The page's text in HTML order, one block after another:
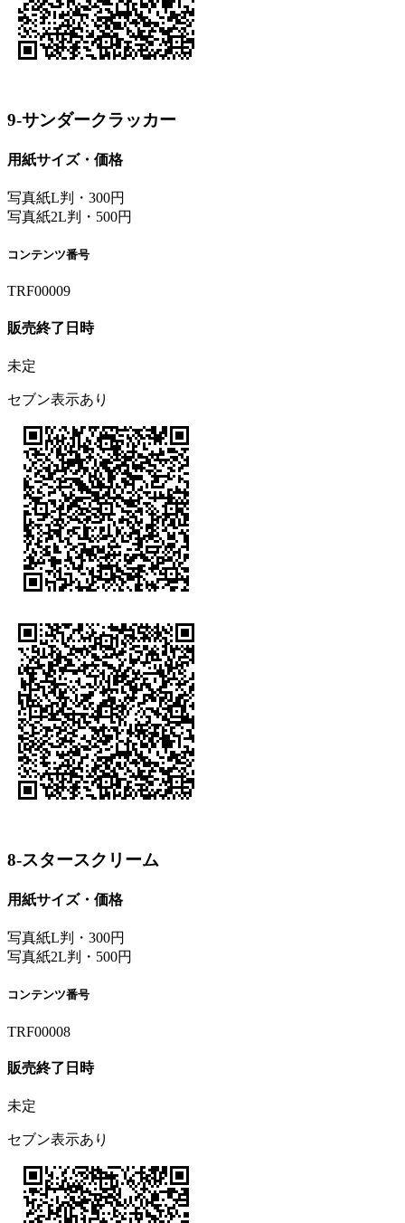
9-サンダークラッカー
用紙サイズ・価格
写真紙L判・300円
写真紙2L判・500円
コンテンツ番号
TRF00009
販売終了日時
未定
セブン表示あり
8-スタースクリーム
用紙サイズ・価格
写真紙L判・300円
写真紙2L判・500円
コンテンツ番号
TRF00008
販売終了日時
未定
セブン表示あり